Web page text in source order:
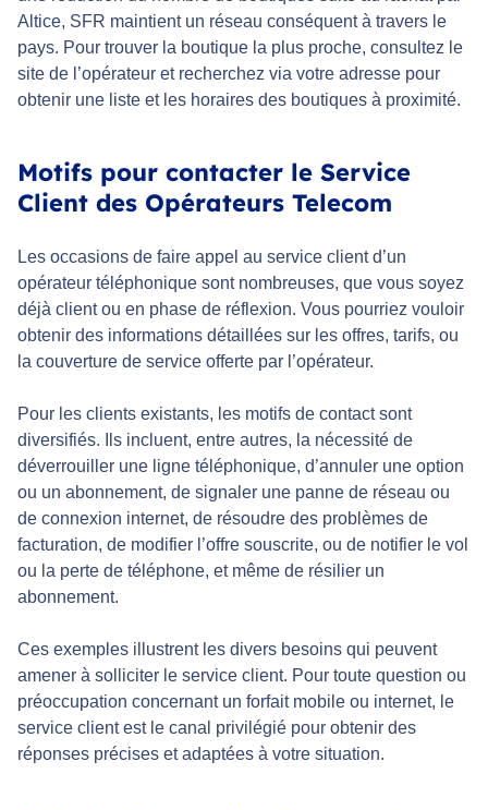
Altice, SFR maintient un réseau conséquent à travers le
pays. Pour trouver la boutique la plus proche, consultez le
site de l’opérateur et recherchez via votre adresse pour
obtenir une liste et les horaires des boutiques à proximité.
Motifs pour contacter le Service
Client des Opérateurs Telecom
Les occasions de faire appel au service client d’un
opérateur téléphonique sont nombreuses, que vous soyez
déjà client ou en phase de réflexion. Vous pourriez vouloir
obtenir des informations détaillées sur les offres, tarifs, ou
la couverture de service offerte par l’opérateur.
Pour les clients existants, les motifs de contact sont
diversifiés. Ils incluent, entre autres, la nécessité de
déverrouiller une ligne téléphonique, d’annuler une option
ou un abonnement, de signaler une panne de réseau ou
de connexion internet, de résoudre des problèmes de
facturation, de modifier l’offre souscrite, ou de notifier le vol
ou la perte de téléphone, et même de résilier un
abonnement.
Ces exemples illustrent les divers besoins qui peuvent
amener à solliciter le service client. Pour toute question ou
préoccupation concernant un forfait mobile ou internet, le
service client est le canal privilégié pour obtenir des
réponses précises et adaptées à votre situation.